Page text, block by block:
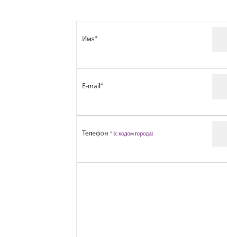
Имя*
E-mail*
Телефон * (с кодом города)